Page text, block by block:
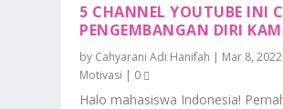
5 CHANNEL YOUTUBE INI
PENGEMBANGAN DIRI
by Cahyarani Adi Hanifah | Mar 8, 2022
Motivasi | 0
Halo mahasiswa Indonesia!